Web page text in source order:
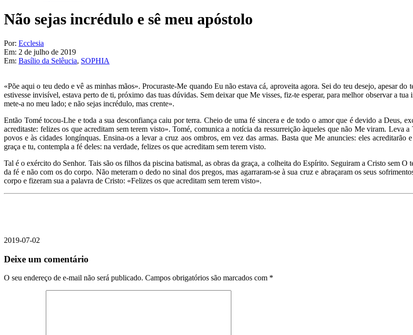
Não sejas incrédulo e sê meu apóstolo
Por: Ecclesia
Em: 2 de julho de 2019
Em: Basílio da Selêucia, SOPHIA
«Põe aqui o teu dedo e vê as minhas mãos». Procuraste-Me quando Eu não estava cá, aproveita agora. Sei do teu desejo, apesar
estivesse invisível, estava perto de ti, próximo das tuas dúvidas. Sem deixar que Me visses, fiz-te esperar, para melhor observar a
mete-a no meu lado; e não sejas incrédulo, mas crente».
Então Tomé tocou-Lhe e toda a sua desconfiança caiu por terra. Cheio de uma fé sincera e de todo o amor que é devido a Deus,
acreditaste: felizes os que acreditam sem terem visto». Tomé, comunica a notícia da ressurreição àqueles que não Me viram. Leva
povos e às cidades longínquas. Ensina-os a levar a cruz aos ombros, em vez das armas. Basta que Me anuncies: eles
graça e tu, contempla a fé deles: na verdade, felizes os que acreditam sem terem visto.
Tal é o exército do Senhor. Tais são os filhos da piscina batismal, as obras da graça, a colheita do Espírito. Seguiram a Cristo sem
da fé e não com os do corpo. Não meteram o dedo no sinal dos pregos, mas agarraram-se à sua cruz e abraçaram os seus
corpo e fizeram sua a palavra de Cristo: «Felizes os que acreditam sem terem visto».
2019-07-02
Deixe um comentário
O seu endereço de e-mail não será publicado. Campos obrigatórios são marcados com *